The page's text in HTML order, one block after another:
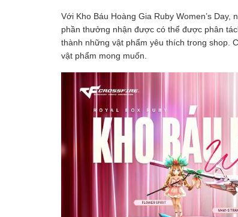
Với Kho Báu Hoàng Gia Ruby Women’s
phần thưởng nhận được có thể được phân
thành những vật phẩm yêu thích trong shop.
vật phẩm mong muốn.